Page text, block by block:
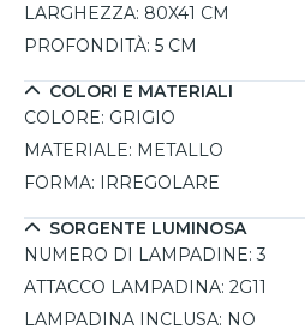
con tasselli e viti per garantire
LARGHEZZA: 80X41 CM
PROFONDITÀ: 5 CM
COLORI E MATERIALI
COLORE: GRIGIO
MATERIALE: METALLO
FORMA:
IRREGOLARE
SORGENTE LUMINOSA
NUMERO DI LAMPADINE: 3
ATTACCO LAMPADINA: 2G11
LAMPADINA INCLUSA: NO